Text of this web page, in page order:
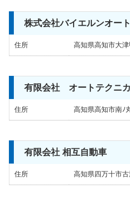
株式会社バイエルンオート
住所 高知県高知市大
有限会社 オートテクニカ
住所 高知県高知市南ﾉ
有限会社 相互自動車
住所 高知県四万十市